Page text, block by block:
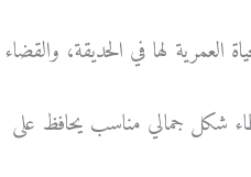
العمرية لها في الحديقة، والقضاء
شكل جمالي مناسب يحافظ على